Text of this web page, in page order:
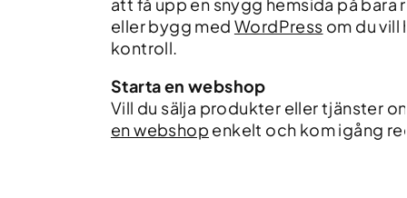
eller bygg med WordPress om du vill
kontroll.
Starta en webshop
Vill du sälja produkter eller tjänster
en webshop enkelt och kom igång